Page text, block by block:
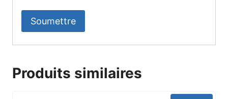
Produits similaires